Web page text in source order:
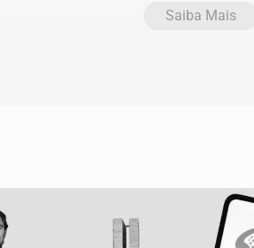
Saiba Mais